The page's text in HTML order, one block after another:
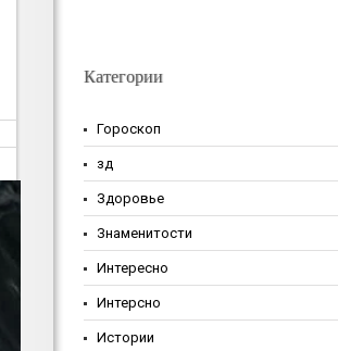
Категории
Гороскоп
зд
Здоровье
Знаменитости
Интересно
Интерсно
Истории